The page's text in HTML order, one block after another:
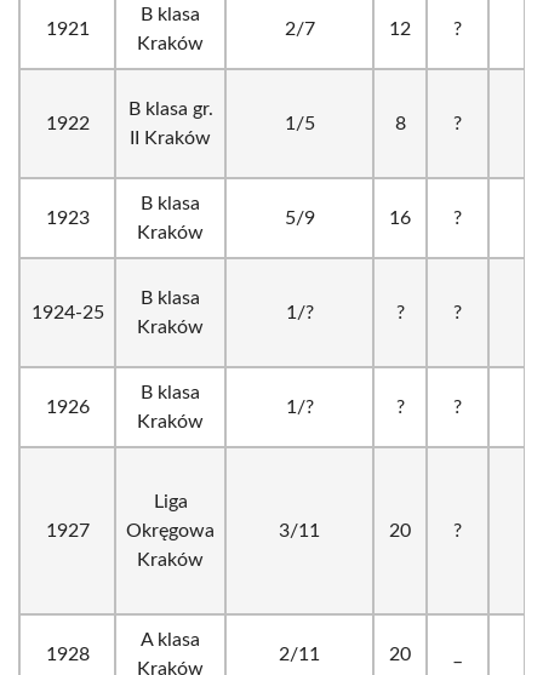
1921
B klasa
Kraków
2/7 12 ?
1922
B klasa gr.
II Kraków
1/5 8 ?
1923
B klasa
Kraków
5/9 16 ?
1924-25
B klasa
Kraków
1/? ? ?
1926
B klasa
Kraków
1/? ? ?
1927
Liga
Okręgowa
Kraków
3/11 20 ?
1928
A klasa
Kraków
2/11 20